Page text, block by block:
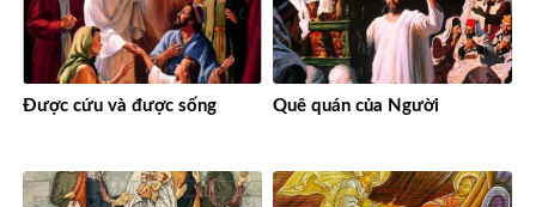
Được cứu và được sống Quê quán của Người